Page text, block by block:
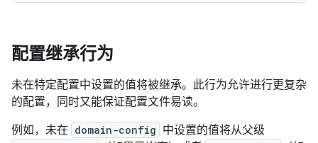
配置继承行为
未在特定配置中设置的值将被继承。此行为允许进行更复杂
的配置，同时又能保证配置文件易读。
例如，未在 domain-config 中设置的值将从父级